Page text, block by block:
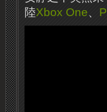
陸Xbox One、